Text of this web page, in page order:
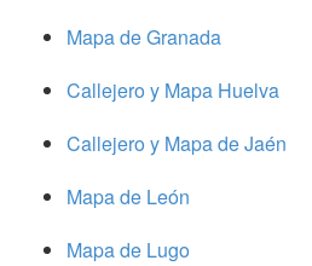
Mapa de Granada
Callejero y Mapa Huelva
Callejero y Mapa de Jaén
Mapa de León
Mapa de Lugo